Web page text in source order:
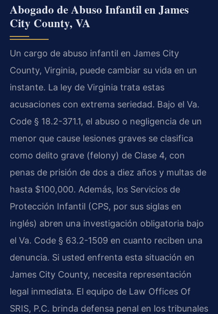
Abogado de Abuso Infantil en James
City County, VA
Un cargo de abuso infantil en James City
County, Virginia, puede cambiar su vida en un
instante. La ley de Virginia trata estas
acusaciones con extrema seriedad. Bajo el Va.
Code § 18.2-371.1, el abuso o negligencia de un
menor que cause lesiones graves se clasifica
como delito grave (felony) de Clase 4, con
penas de prisión de dos a diez años y multas de
hasta $100,000. Además, los Servicios de
Protección Infantil (CPS, por sus siglas en
inglés) abren una investigación obligatoria bajo
el Va. Code § 63.2-1509 en cuanto reciben una
denuncia. Si usted enfrenta esta situación en
James City County, necesita representación
legal inmediata. El equipo de Law Offices Of
SRIS, P.C. brinda defensa penal en los tribunales